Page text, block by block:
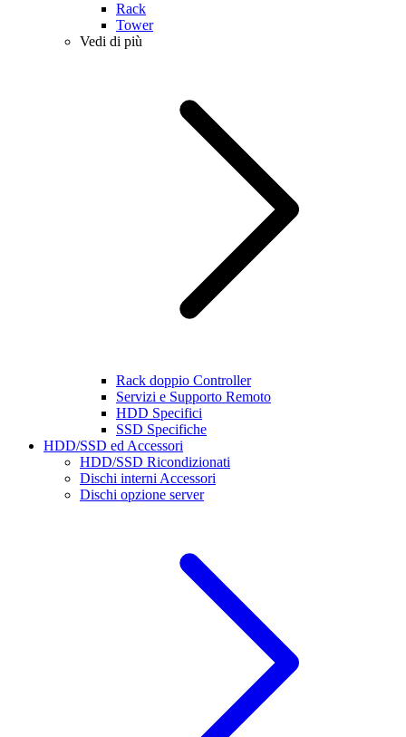
Rack
Tower
Vedi di più
Rack doppio Controller
Servizi e Supporto Remoto
HDD Specifici
SSD Specifiche
HDD/SSD ed Accessori
HDD/SSD Ricondizionati
Dischi interni Accessori
Dischi opzione server